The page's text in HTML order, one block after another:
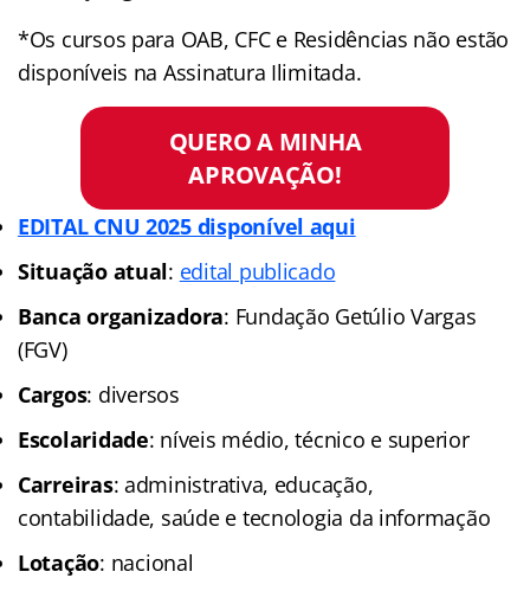
*Os cursos para OAB, CFC e Residências não estão
disponíveis na Assinatura Ilimitada.
QUERO A MINHA
APROVAÇÃO!
EDITAL CNU 2025 disponível aqui
Situação atual: edital publicado
Banca organizadora: Fundação Getúlio Vargas
(FGV)
Cargos: diversos
Escolaridade: níveis médio, técnico e superior
Carreiras: administrativa, educação,
contabilidade, saúde e tecnologia da informação
Lotação: nacional